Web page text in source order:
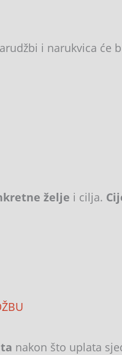
i narukvica će
želje i cilja.
nakon što uplata